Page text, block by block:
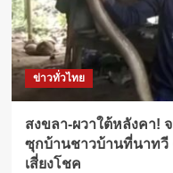
ข่าวทั่วไทย
สงขลา-ผวาใต้หลังคา!
ซุกบ้านชาวบ้านที่นาทวี
เสี่ยงโชค